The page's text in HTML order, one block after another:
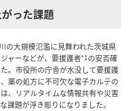
った課題
の大規模氾濫に見舞われた茨城県
ャーなどが、要援護者*1の安否確
。市役所の庁舎が水没して要援護
薬の処方に不可欠な電子カルテの
、リアルタイムな情報共有や災害
課題が浮き彫りになりました。